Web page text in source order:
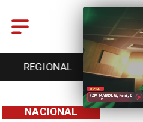
REGIONAL
NACIONAL